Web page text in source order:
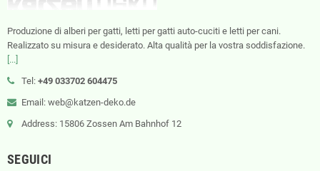
Produzione di alberi per gatti, letti per gatti auto-cuciti e letti per cani.
Realizzato su misura e desiderato. Alta qualità per la vostra soddisfazione.
[...]
Tel: +49 033702 604475
Email: web@katzen-deko.de
Address: 15806 Zossen Am Bahnhof 12
SEGUICI